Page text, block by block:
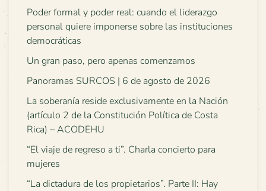
Poder formal y poder real: cuando el liderazgo
personal quiere imponerse sobre las instituciones
democráticas
Un gran paso, pero apenas comenzamos
Panoramas SURCOS | 6 de agosto de 2026
La soberanía reside exclusivamente en la Nación
(artículo 2 de la Constitución Política de Costa
Rica) – ACODEHU
“El viaje de regreso a ti”. Charla concierto para
mujeres
“La dictadura de los propietarios”. Parte II: Hay